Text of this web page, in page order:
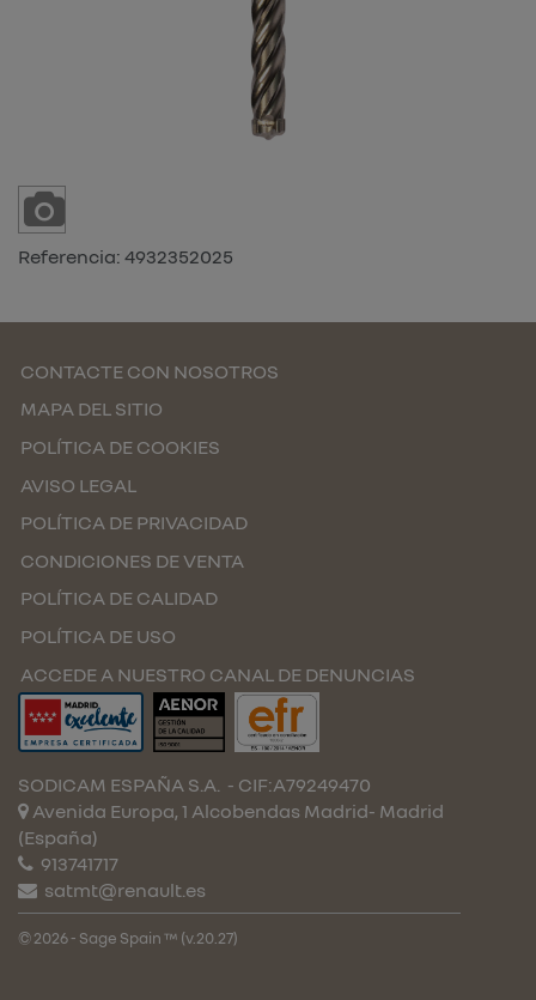
Referencia: 4932352025
CONTACTE CON NOSOTROS
MAPA DEL SITIO
POLÍTICA DE COOKIES
AVISO LEGAL
POLÍTICA DE PRIVACIDAD
CONDICIONES DE VENTA
POLÍTICA DE CALIDAD
POLÍTICA DE USO
ACCEDE A NUESTRO CANAL DE DENUNCIAS
SODICAM ESPAÑA S.A. - CIF:A79249470
Avenida Europa, 1 Alcobendas Madrid- Madrid
(España)
913741717
satmt@renault.es
© 2026 - Sage Spain ™ (v.20.27)